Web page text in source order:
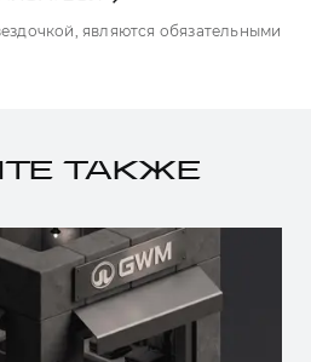
являются обязательными
ТАКЖЕ